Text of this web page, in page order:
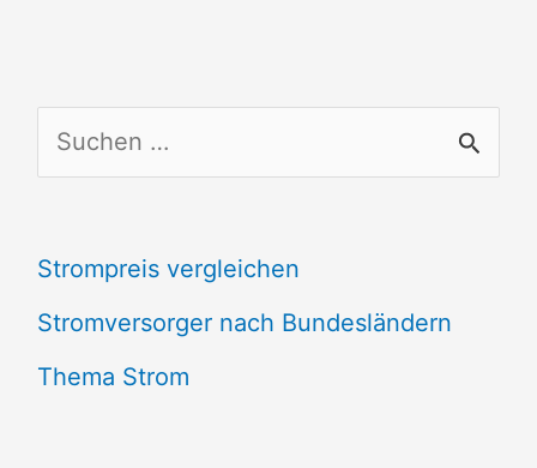
u
h
e
n
Strompreis vergleichen
Stromversorger nach Bundesländern
Thema Strom